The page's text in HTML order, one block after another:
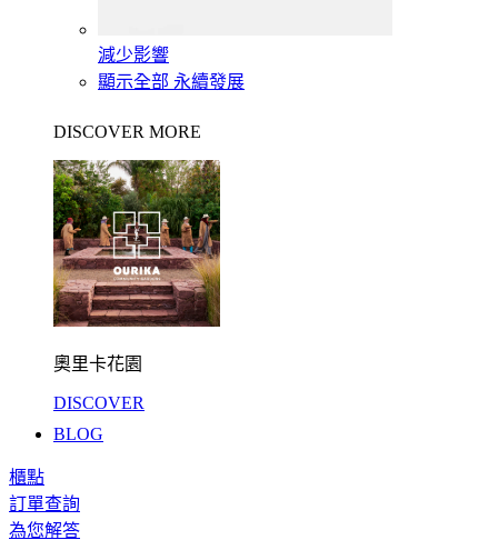
減少影響
顯示全部 永續發展
DISCOVER MORE
奧里卡花園
DISCOVER
BLOG
櫃點
訂單查詢
為您解答